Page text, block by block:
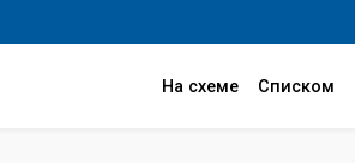
На схеме Списком